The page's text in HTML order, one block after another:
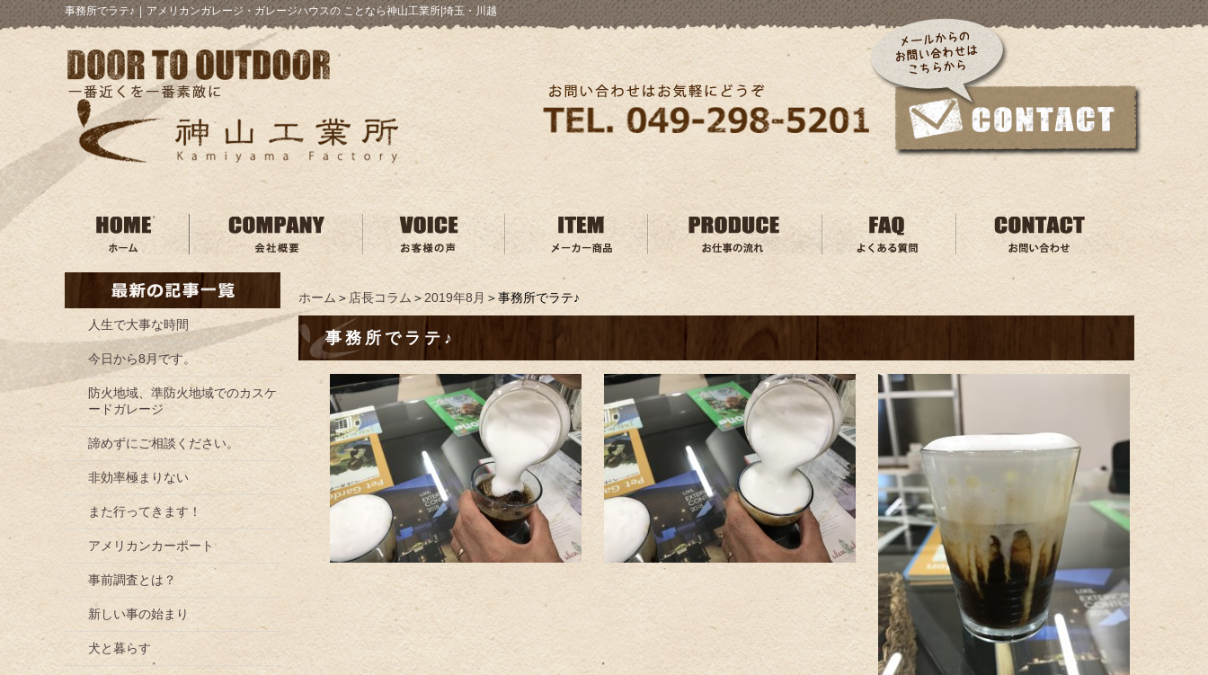
事務所でラテ♪｜アメリカンガレージ・ガレージハウスの ことなら神山工業所|埼玉・川越
ホーム ＞店長コラム ＞2019年8月 ＞事務所でラテ♪
事務所でラテ♪
人生で大事な時間
今日から8月です。
防火地域、準防火地域でのカスケ
ードガレージ
諦めずにご相談ください。
非効率極まりない
また行ってきます！
アメリカンカーポート
事前調査とは？
新しい事の始まり
犬と暮らす